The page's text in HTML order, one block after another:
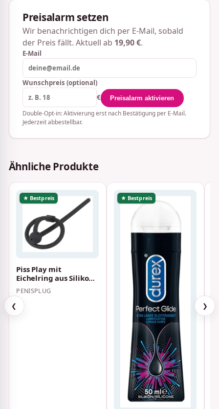
Preisalarm setzen
Wir benachrichtigen dich per E-Mail, sobald
der Preis fällt. Aktuell ab 19,90 €.
E-Mail
Wunschpreis (optional)
€
Preisalarm aktivieren
Double-Opt-in: Aktivierung erst nach Bestätigung per E-Mail.
Jederzeit abbestellbar.
Ähnliche Produkte
❮
★ Bestpreis
Piss Play mit
Eichelring aus Silikon -
Hollow Ø 35mm
Schwarz
PENISPLUG
★ Bestpreis
❯